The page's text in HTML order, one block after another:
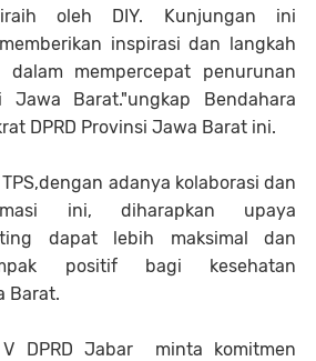
oleh DIY. Kunjungan ini
inspirasi dan langkah
mempercepat penurunan
Barat."ungkap Bendahara
DPRD Provinsi Jawa Barat ini.
adanya kolaborasi dan
ini, diharapkan upaya
dapat lebih maksimal dan
positif bagi kesehatan
Barat.
DPRD Jabar minta komitmen